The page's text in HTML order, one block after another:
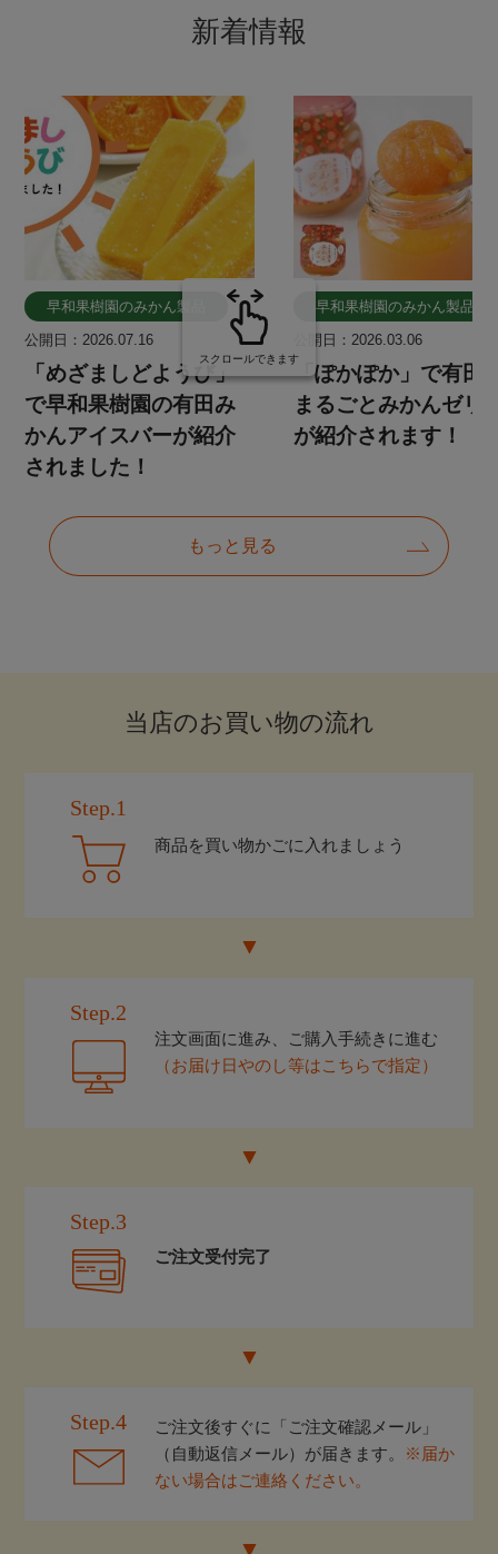
当店のお買い物の流れ
Step.1
商品を買い物かごに入れましょう
Step.2
注文画面に進み、ご購入手続きに進む
（お届け日やのし等はこちらで指定）
Step.3
ご注文受付完了
Step.4
ご注文後すぐに「ご注文確認メール」
（自動返信メール）が届きます。
※届か
ない場合はご連絡ください。